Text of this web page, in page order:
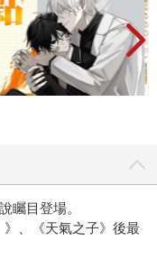
矚目登場。
、《天氣之子》後最